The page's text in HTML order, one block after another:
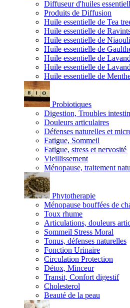
Diffuseur d'huiles
Produits de Diffusion
Huile essentielle de Tea
Huile essentielle de
Huile essentielle de Niaouli
Huile essentielle de
Huile essentielle de
Huile essentielle de
Huile essentielle de
Probiotiques
Digestion, Troubles
Douleurs articulaires
Défenses naturelles et
Fatigue, Sommeil
Fatigue, stress et nervosité
Vieillissement
Ménopause, traitement
Phytotherapie
Ménopause bouffées de
Toux rhume
Articulations, douleurs
Sommeil Stress Moral
Tonus, défenses naturelles
Fonction Urinaire
Circulation Protection
Détox, Minceur
Transit, Confort digestif
Cholesterol
Beauté de la peau